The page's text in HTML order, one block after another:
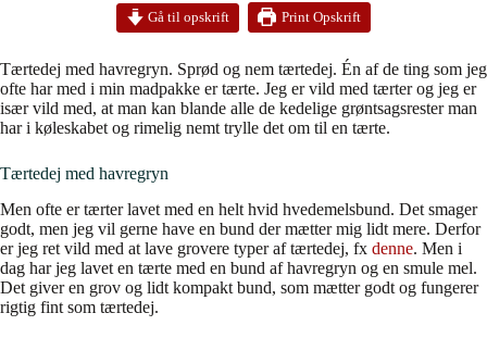
Gå til opskrift Print Opskrift
Tærtedej med havregryn. Sprød og nem tærtedej. Én af de ting som jeg
ofte har med i min madpakke er tærte. Jeg er vild med tærter og jeg er
især vild med, at man kan blande alle de kedelige grøntsagsrester man
har i køleskabet og rimelig nemt trylle det om til en tærte.
Tærtedej med havregryn
Men ofte er tærter lavet med en helt hvid hvedemelsbund. Det smager
godt, men jeg vil gerne have en bund der mætter mig lidt mere. Derfor
er jeg ret vild med at lave grovere typer af tærtedej, fx denne. Men i
dag har jeg lavet en tærte med en bund af havregryn og en smule mel.
Det giver en grov og lidt kompakt bund, som mætter godt og fungerer
rigtig fint som tærtedej.